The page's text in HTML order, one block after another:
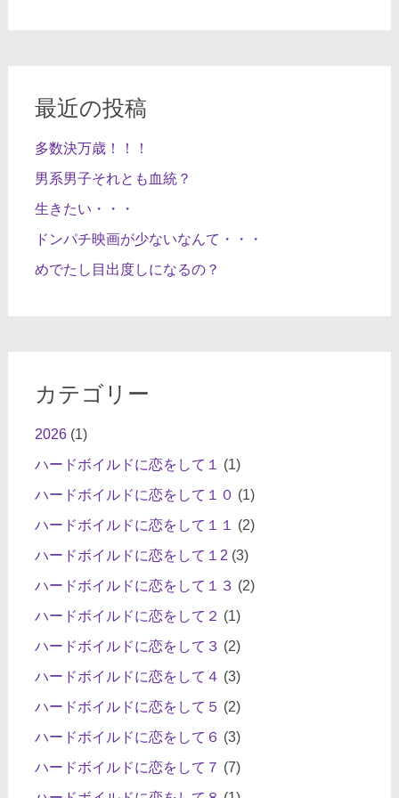
最近の投稿
多数決万歳！！！
男系男子それとも血統？
生きたい・・・
ドンパチ映画が少ないなんて・・・
めでたし目出度しになるの？
カテゴリー
2026(1)
ハードボイルドに恋をして１
(1)
ハードボイルドに恋をして１０ (1)
ハードボイルドに恋をして１１
(2)
ハードボイルドに恋をして１2 (3)
ハードボイルドに恋をして１３ (2)
ハードボイルドに恋をして２ (1)
ハードボイルドに恋をして３ (2)
ハードボイルドに恋をして４ (3)
ハードボイルドに恋をして５ (2)
ハードボイルドに恋をして６ (3)
ハードボイルドに恋をして７ (7)